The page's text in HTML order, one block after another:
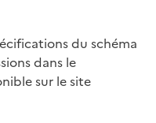
du schéma
dans le
sur le site